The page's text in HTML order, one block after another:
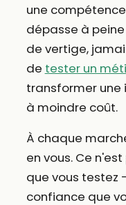
une
dépasse à
de vertige,
de tester un
transformer une
à moindre coût.
À chaque
en vous. Ce
que vous testez
confiance que